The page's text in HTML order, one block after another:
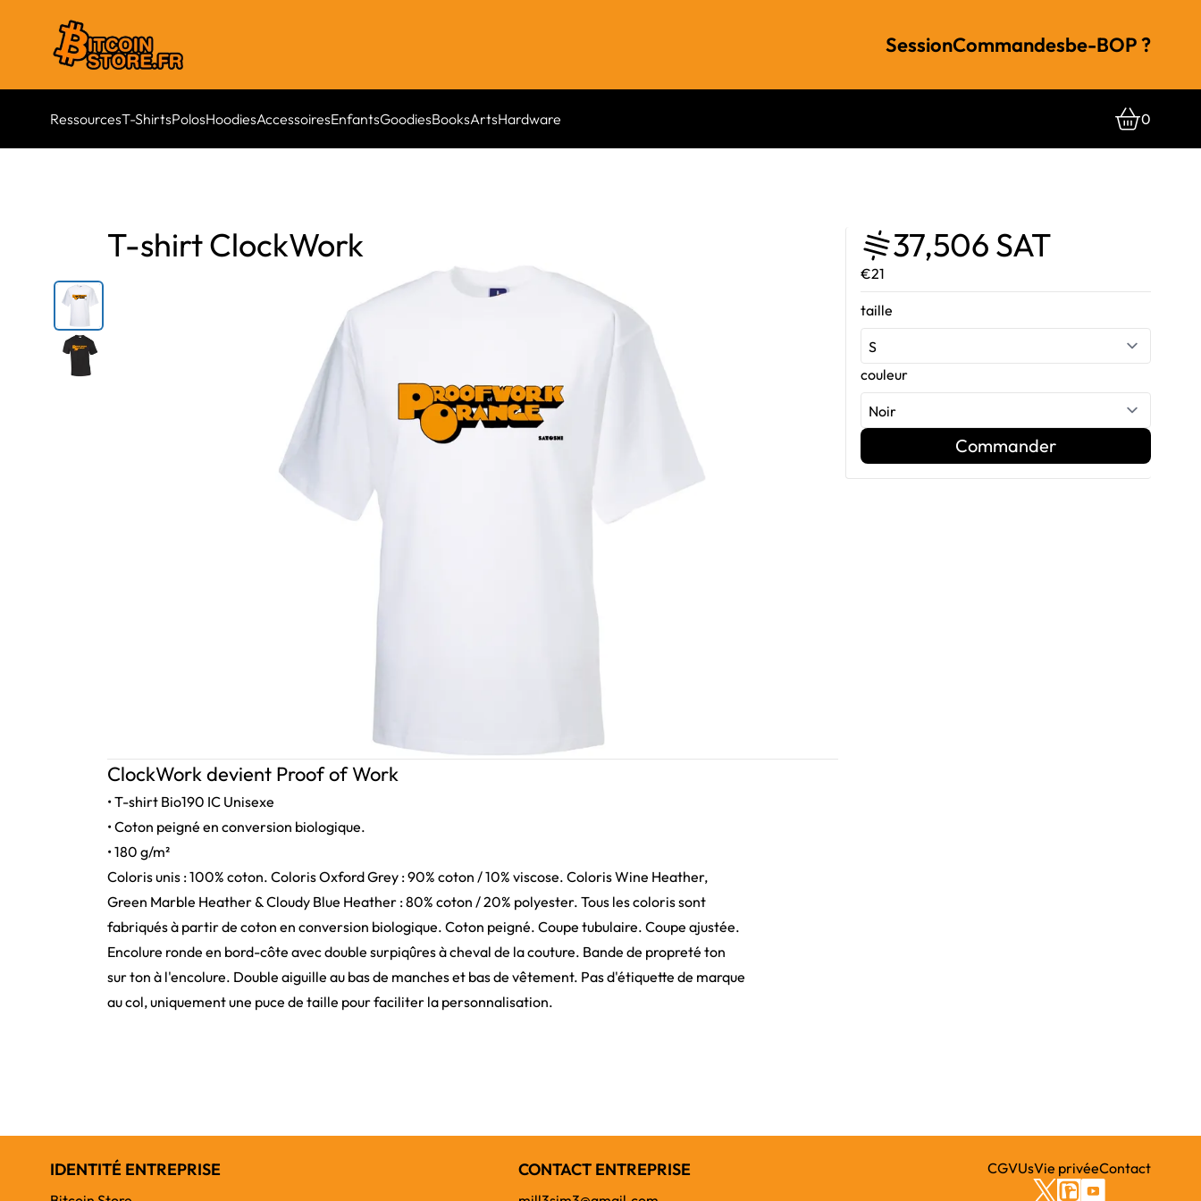
SessionCommandesbe-BOP ?
RessourcesT-ShirtsPolosHoodiesAccessoiresEnfantsGoodiesBooksArtsHardware 0
T-shirt ClockWork
ClockWork devient Proof of Work
• T-shirt Bio190 IC Unisexe
• Coton peigné en conversion biologique.
• 180 g/m²
Coloris unis : 100% coton. Coloris Oxford Grey : 90% coton / 10% viscose. Coloris Wine Heather,
Green Marble Heather & Cloudy Blue Heather : 80% coton / 20% polyester. Tous les coloris sont
fabriqués à partir de coton en conversion biologique. Coton peigné. Coupe tubulaire. Coupe ajustée.
Encolure ronde en bord-côte avec double surpiqûres à cheval de la couture. Bande de propreté ton
sur ton à l'encolure. Double aiguille au bas de manches et bas de vêtement. Pas d'étiquette de marque
au col, uniquement une puce de taille pour faciliter la personnalisation.
37,506 SAT
€21
taille
couleur
Commander
IDENTITÉ ENTREPRISE CONTACT ENTREPRISE CGVUsVie privéeContact